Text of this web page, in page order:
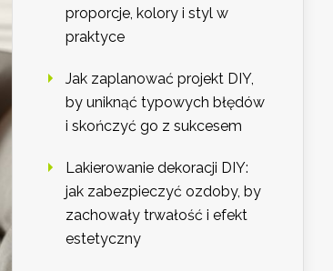
proporcje, kolory i styl w
praktyce
Jak zaplanować projekt DIY,
by uniknąć typowych błędów
i skończyć go z sukcesem
Lakierowanie dekoracji DIY:
jak zabezpieczyć ozdoby, by
zachowały trwałość i efekt
estetyczny